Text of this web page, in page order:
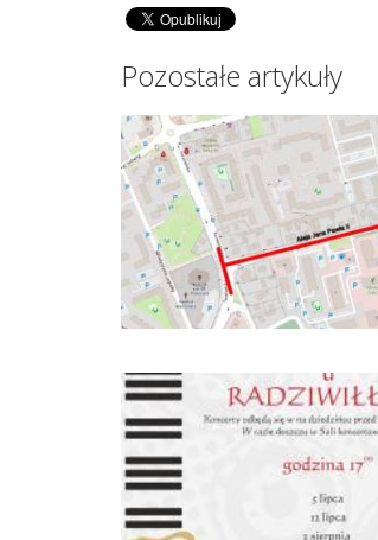
Pozostałe artykuły